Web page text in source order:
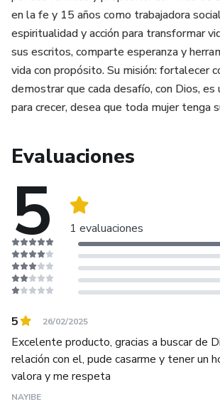
en la fe y 15 años como trabajadora
espiritualidad y acción para transformar
sus escritos, comparte esperanza y
vida con propósito. Su misión: fortalecer
demostrar que cada desafío, con Dios, es
para crecer, desea que toda mujer tenga
Evaluaciones
5 1 evaluaciones
5 26/02/2025
Excelente producto, gracias a buscar de
relación con el, pude casarme y tener un
valora y me respeta
NAYIBE